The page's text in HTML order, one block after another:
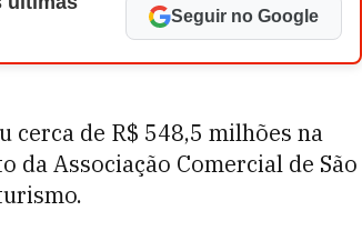
Seguir no Google
cerca de R$ 548,5 milhões na
da Associação Comercial de São